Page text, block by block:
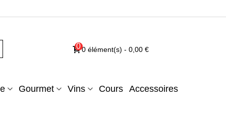
00 élément(s) - 0,00 €
Gourmet Vins Cours Accessoires